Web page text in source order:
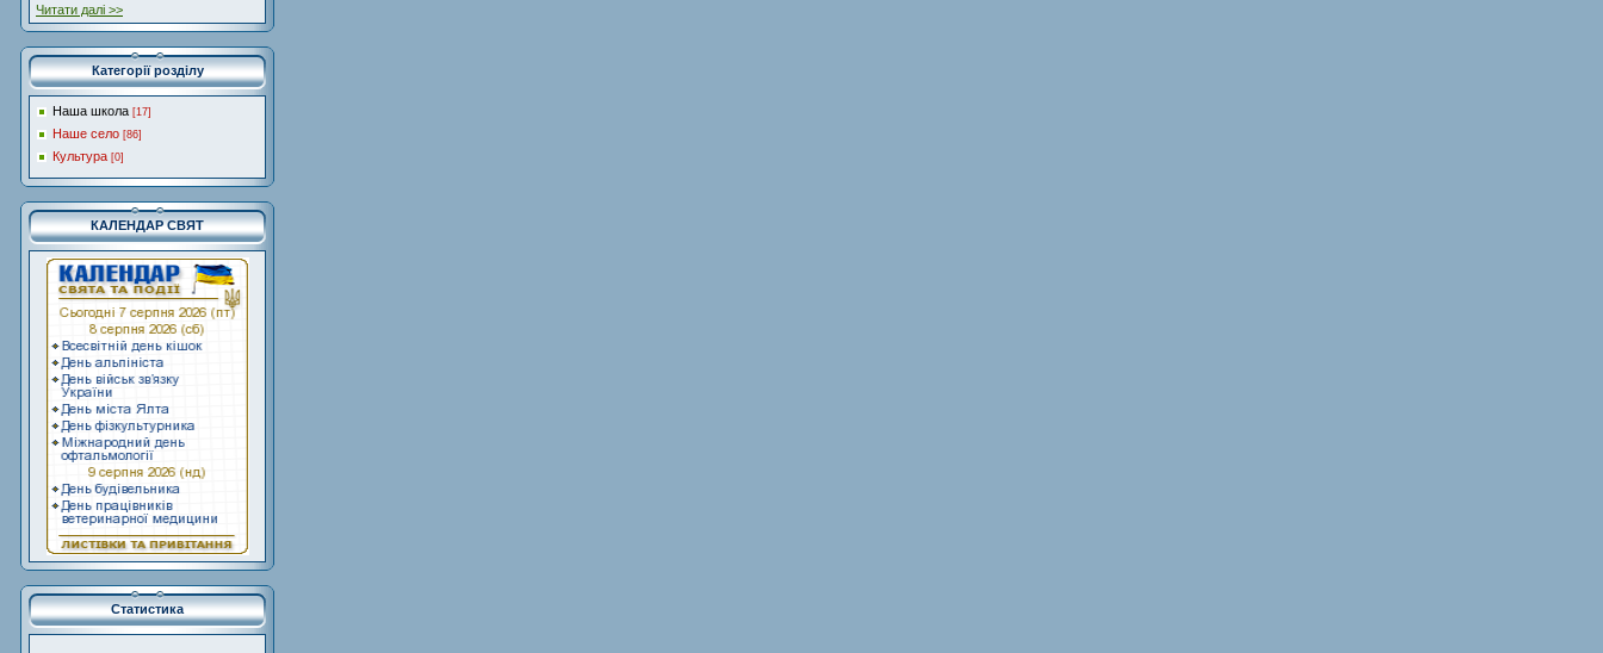
Читати далі >>
Категорії розділу
Наша школа [17]
Наше село [86]
Культура [0]
КАЛЕНДАР СВЯТ
Статистика